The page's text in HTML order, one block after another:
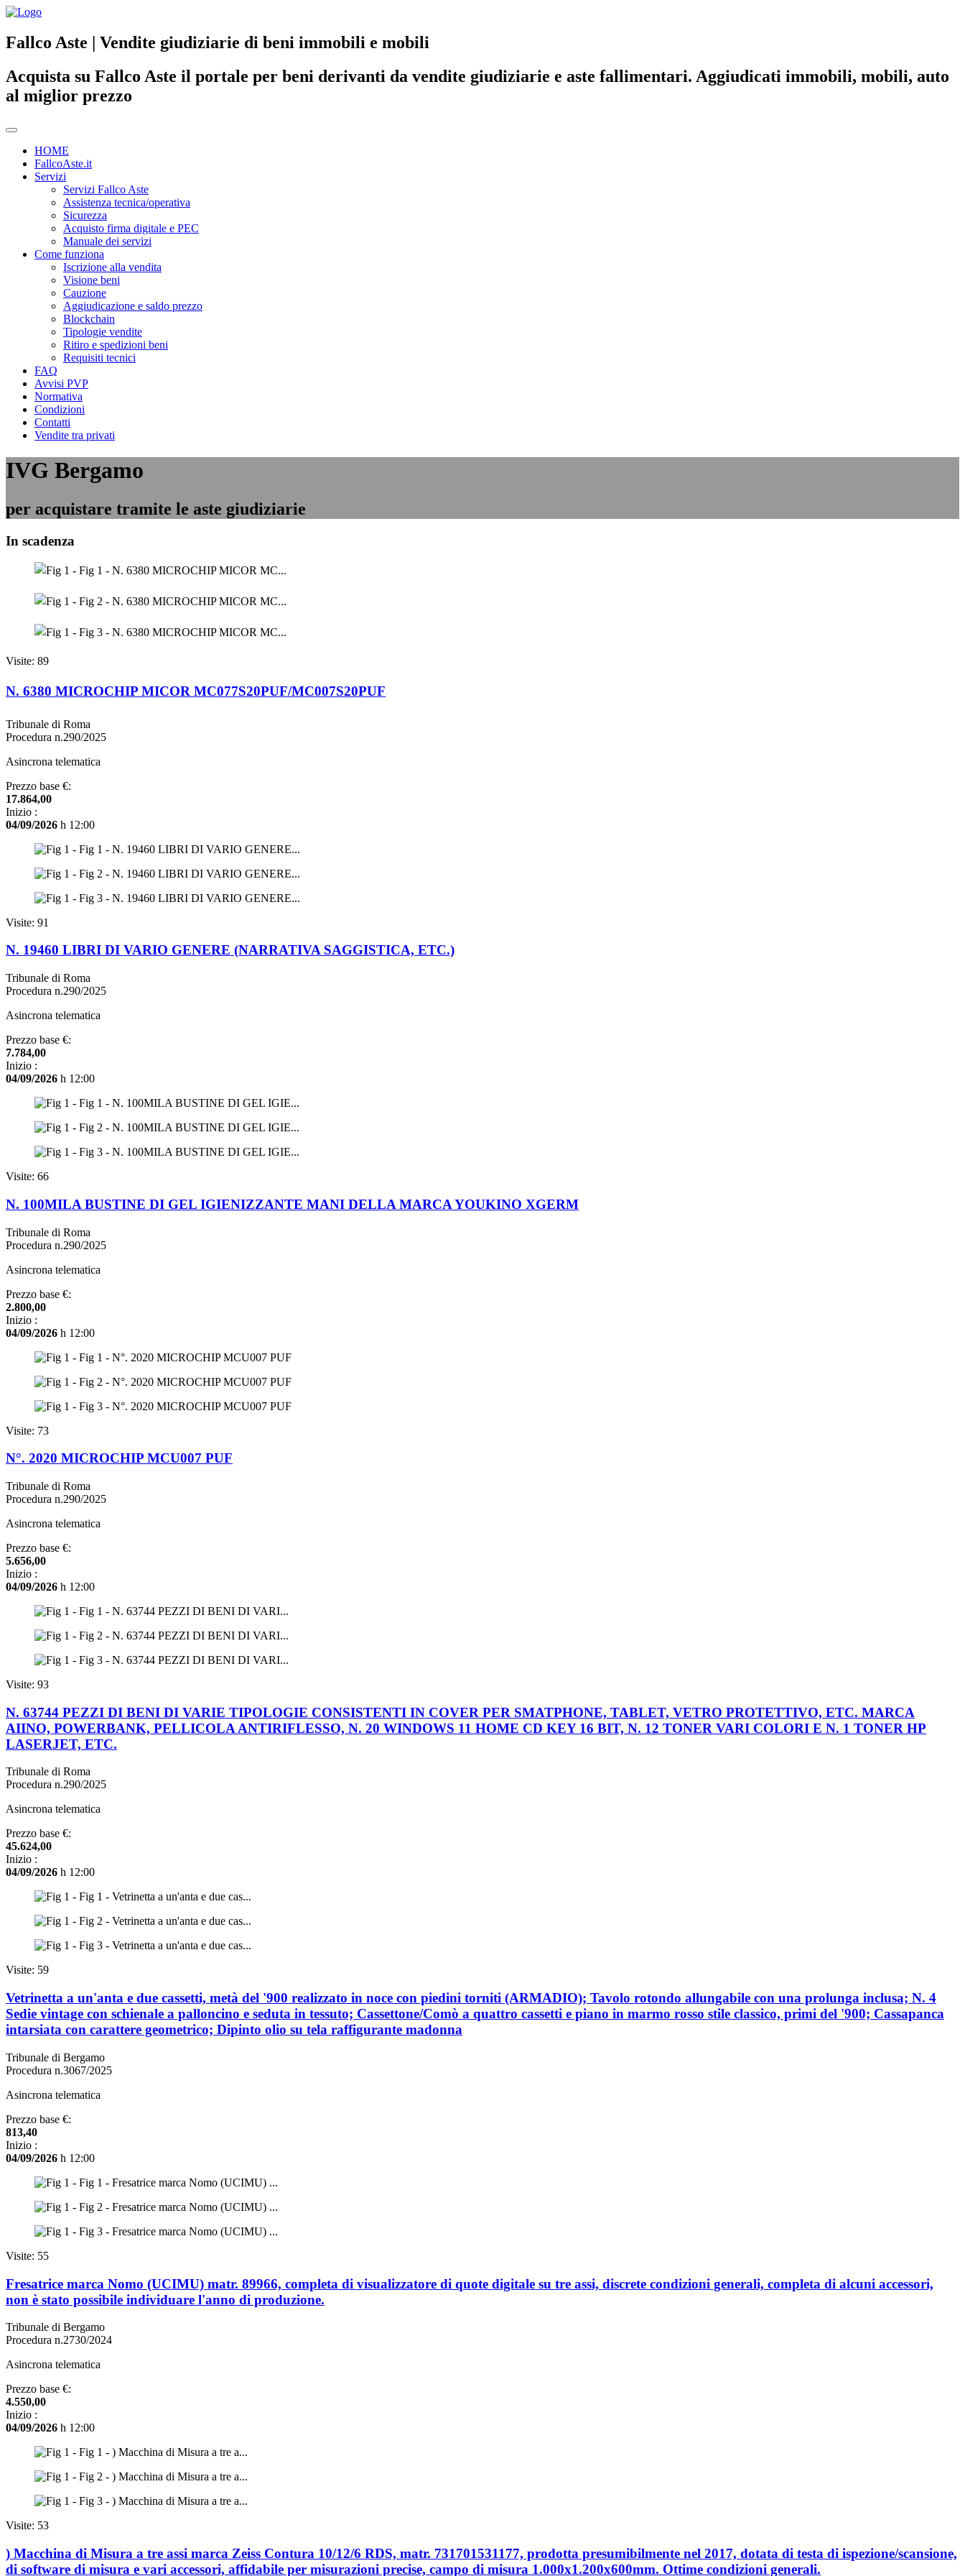
Fallco Aste | Vendite giudiziarie di beni immobili e mobili
Acquista su Fallco Aste il portale per beni derivanti da vendite giudiziarie e aste fallimentari. Aggiudicati immobili, mobili, auto
al miglior prezzo
HOME
FallcoAste.it
Servizi
Servizi Fallco Aste
Assistenza tecnica/operativa
Sicurezza
Acquisto firma digitale e PEC
Manuale dei servizi
Come funziona
Iscrizione alla vendita
Visione beni
Cauzione
Aggiudicazione e saldo prezzo
Blockchain
Tipologie vendite
Ritiro e spedizioni beni
Requisiti tecnici
FAQ
Avvisi PVP
Normativa
Condizioni
Contatti
Vendite tra privati
IVG Bergamo
per acquistare tramite le aste giudiziarie
In scadenza
Visite: 89
N. 6380 MICROCHIP MICOR MC077S20PUF/MC007S20PUF
Tribunale di Roma
Procedura n.290/2025
Asincrona telematica
Prezzo base €:
17.864,00
Inizio :
04/09/2026 h 12:00
Visite: 91
N. 19460 LIBRI DI VARIO GENERE (NARRATIVA SAGGISTICA, ETC.)
Tribunale di Roma
Procedura n.290/2025
Asincrona telematica
Prezzo base €:
7.784,00
Inizio :
04/09/2026 h 12:00
Visite: 66
N. 100MILA BUSTINE DI GEL IGIENIZZANTE MANI DELLA MARCA YOUKINO XGERM
Tribunale di Roma
Procedura n.290/2025
Asincrona telematica
Prezzo base €:
2.800,00
Inizio :
04/09/2026 h 12:00
Visite: 73
N°. 2020 MICROCHIP MCU007 PUF
Tribunale di Roma
Procedura n.290/2025
Asincrona telematica
Prezzo base €:
5.656,00
Inizio :
04/09/2026 h 12:00
Visite: 93
N. 63744 PEZZI DI BENI DI VARIE TIPOLOGIE CONSISTENTI IN COVER PER SMATPHONE, TABLET, VETRO PROTETTIVO, ETC. MARCA
AIINO, POWERBANK, PELLICOLA ANTIRIFLESSO, N. 20 WINDOWS 11 HOME CD KEY 16 BIT, N. 12 TONER VARI COLORI E N. 1 TONER HP
LASERJET, ETC.
Tribunale di Roma
Procedura n.290/2025
Asincrona telematica
Prezzo base €:
45.624,00
Inizio :
04/09/2026 h 12:00
Visite: 59
Vetrinetta a un'anta e due cassetti, metà del '900 realizzato in noce con piedini torniti (ARMADIO); Tavolo rotondo allungabile con una prolunga inclusa; N. 4
Sedie vintage con schienale a palloncino e seduta in tessuto; Cassettone/Comò a quattro cassetti e piano in marmo rosso stile classico, primi del '900; Cassapanca
intarsiata con carattere geometrico; Dipinto olio su tela raffigurante madonna
Tribunale di Bergamo
Procedura n.3067/2025
Asincrona telematica
Prezzo base €:
813,40
Inizio :
04/09/2026 h 12:00
Visite: 55
Fresatrice marca Nomo (UCIMU) matr. 89966, completa di visualizzatore di quote digitale su tre assi, discrete condizioni generali, completa di alcuni accessori,
non è stato possibile individuare l'anno di produzione.
Tribunale di Bergamo
Procedura n.2730/2024
Asincrona telematica
Prezzo base €:
4.550,00
Inizio :
04/09/2026 h 12:00
Visite: 53
) Macchina di Misura a tre assi marca Zeiss Contura 10/12/6 RDS, matr. 731701531177, prodotta presumibilmente nel 2017, dotata di testa di ispezione/scansione,
di software di misura e vari accessori, affidabile per misurazioni precise, campo di misura 1.000x1.200x600mm. Ottime condizioni generali.